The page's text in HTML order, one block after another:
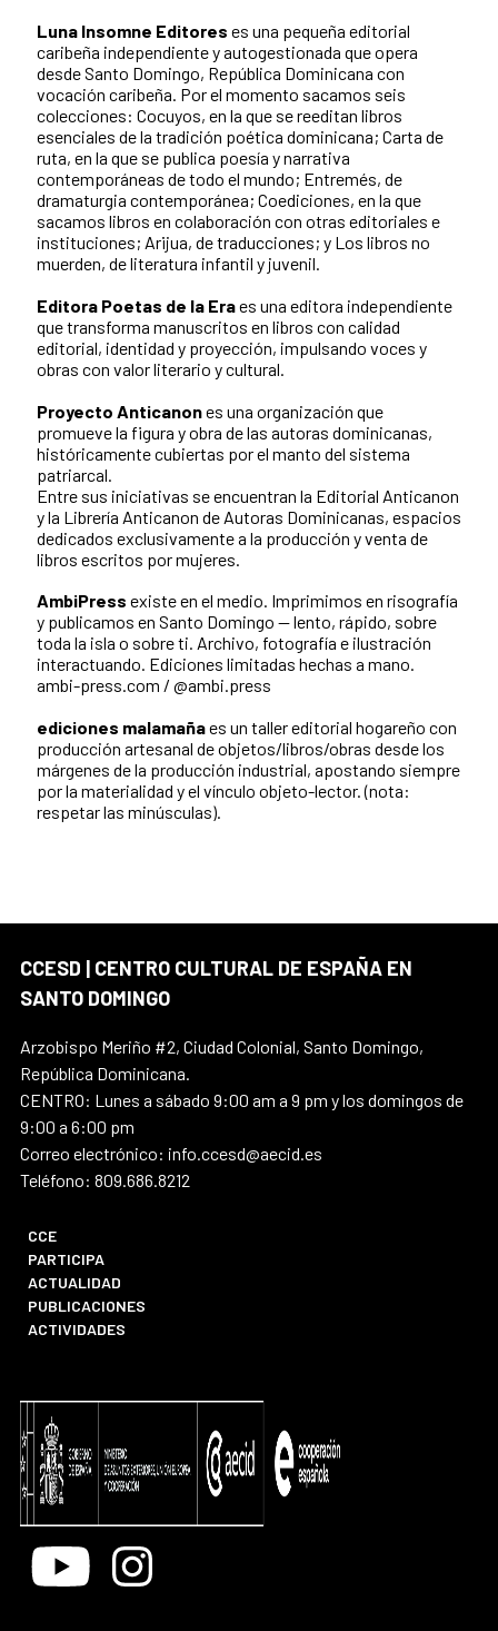
Luna Insomne Editores es una pequeña editorial
caribeña independiente y autogestionada que opera
desde Santo Domingo, República Dominicana con
vocación caribeña. Por el momento sacamos seis
colecciones: Cocuyos, en la que se reeditan libros
esenciales de la tradición poética dominicana; Carta de
ruta, en la que se publica poesía y narrativa
contemporáneas de todo el mundo; Entremés, de
dramaturgia contemporánea; Coediciones, en la que
sacamos libros en colaboración con otras editoriales e
instituciones; Arijua, de traducciones; y Los libros no
muerden, de literatura infantil y juvenil.
Editora Poetas de la Eraes una editora independiente
que transforma manuscritos en libros con calidad
editorial, identidad y proyección, impulsando voces y
obras con valor literario y cultural.
Proyecto Anticanones una organización que
promueve la figura y obra de las autoras dominicanas,
históricamente cubiertas por el manto del sistema
patriarcal.
Entre sus iniciativas se encuentran la Editorial Anticanon
y la Librería Anticanon de Autoras Dominicanas, espacios
dedicados exclusivamente a la producción y venta de
libros escritos por mujeres.
AmbiPress existe en el medio. Imprimimos en risografía
y publicamos en Santo Domingo — lento, rápido, sobre
toda la isla o sobre ti. Archivo, fotografía e ilustración
interactuando. Ediciones limitadas hechas a mano.
ambi-press.com / @ambi.press
ediciones malamañaes un taller editorial hogareño con
producción artesanal de objetos/libros/obras desde los
márgenes de la producción industrial, apostando siempre
por la materialidad y el vínculo objeto-lector. (nota:
respetar las minúsculas).
CCESD | CENTRO CULTURAL DE ESPAÑA EN
SANTO DOMINGO
Arzobispo Meriño #2, Ciudad Colonial, Santo Domingo,
República Dominicana.
CENTRO: Lunes a sábado 9:00 am a 9 pm y los domingos de
9:00 a 6:00 pm
Correo electrónico: info.ccesd@aecid.es
Teléfono: 809.686.8212
CCE
PARTICIPA
ACTUALIDAD
PUBLICACIONES
ACTIVIDADES
Youtube Instagram